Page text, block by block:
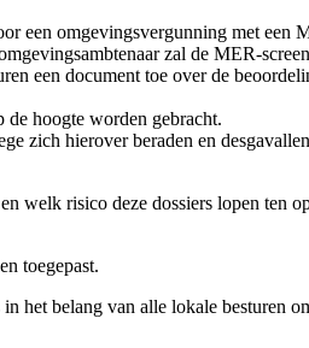
een omgevingsvergunning met een
zal de MER-
een document toe over de
de hoogte worden gebracht.
zich hierover beraden en
welk risico deze dossiers lopen ten
toegepast.
het belang van alle lokale besturen